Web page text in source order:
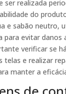
ser realizada
do
e sabão neutro,
para evitar danos
verificar se
telas e realizar
manter a